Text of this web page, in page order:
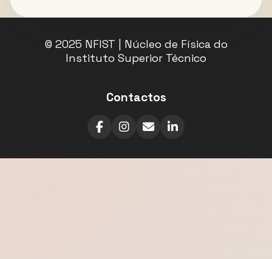
© 2025 NFIST | Núcleo de Física do
Instituto Superior Técnico
Contactos